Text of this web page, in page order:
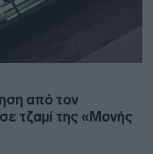
από τον
τζαμί της «Μονής